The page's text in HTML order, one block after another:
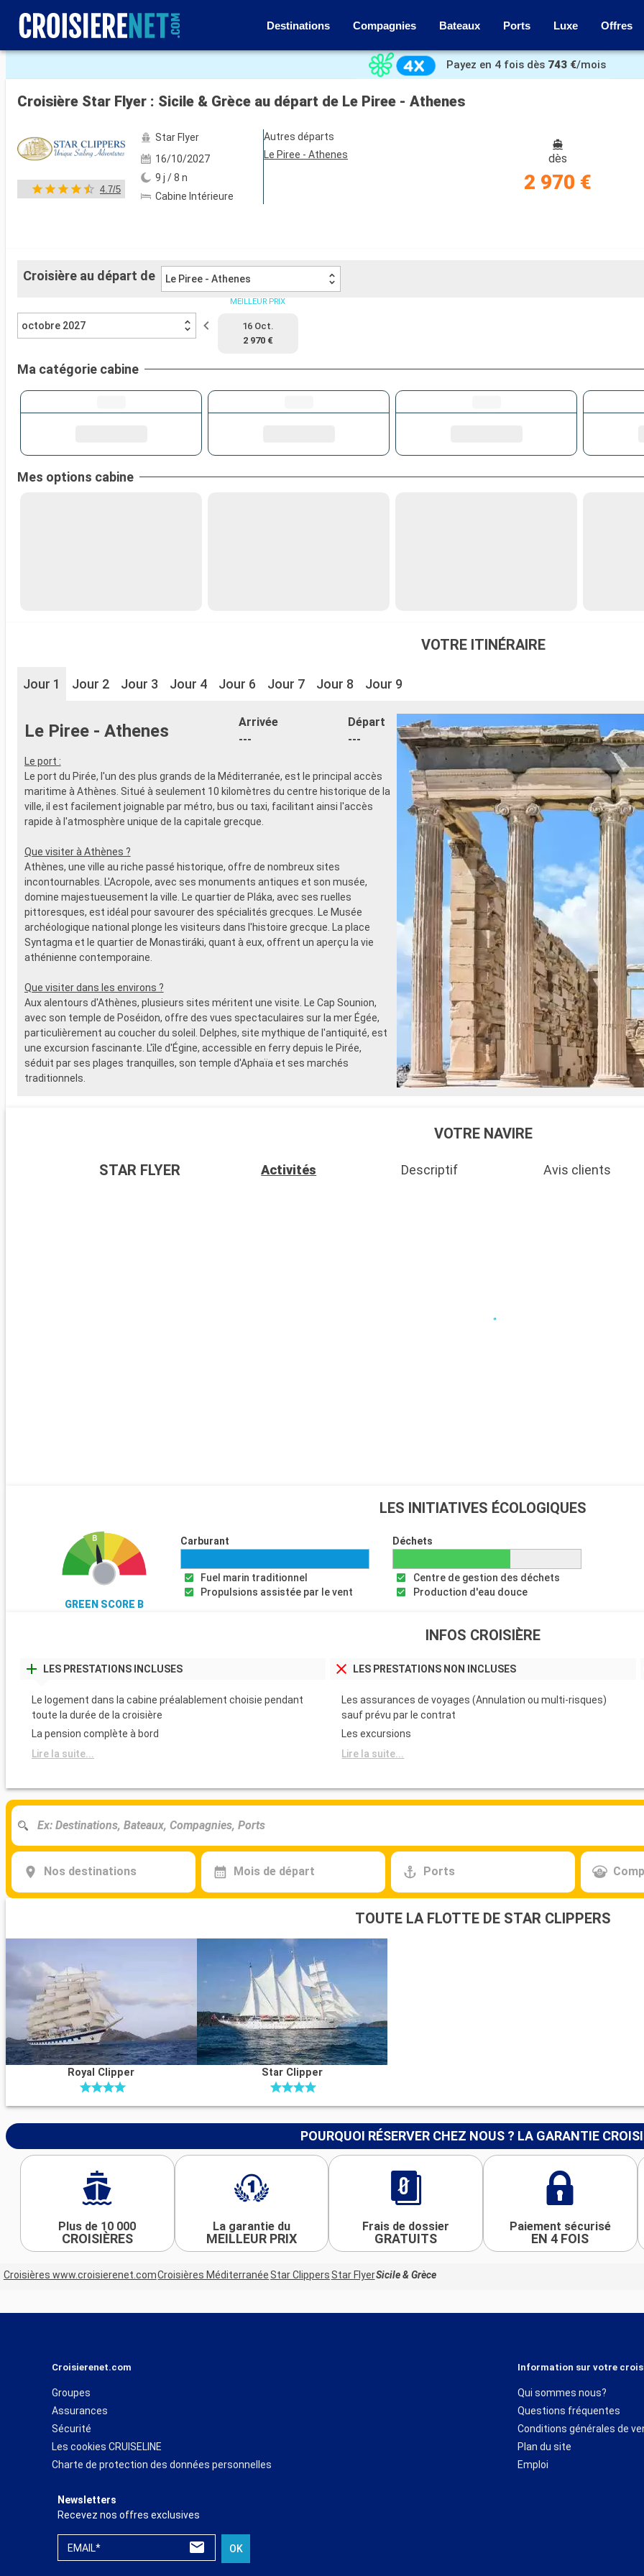
Destinations Compagnies Bateaux Ports Luxe Offres
Voir les 19 autres photos
Payez en 4 fois dès 743 €/mois
Croisière Star Flyer : Sicile & Grèce au départ de Le Piree - Athenes
4.7/5
Star Flyer
16/10/2027
9 j / 8 n
Cabine Intérieure
Autres départs
Le Piree - Athenes
dès
2 970 €
Croisière au départ de Le Piree - Athenes
octobre 2027
MEILLEUR PRIX
16 Oct.
2 970 €
Ma catégorie cabine
Mes options cabine
VOTRE ITINÉRAIRE
Jour 1 Jour 2 Jour 3 Jour 4 Jour 6 Jour 7 Jour 8 Jour 9
Le Piree - Athenes
Arrivée
---
Départ
---
Le port :
Le port du Pirée, l'un des plus grands de la Méditerranée, est le principal accès
maritime à Athènes. Situé à seulement 10 kilomètres du centre historique de la
ville, il est facilement joignable par métro, bus ou taxi, facilitant ainsi l'accès
rapide à l'atmosphère unique de la capitale grecque.
Que visiter à Athènes ?
Athènes, une ville au riche passé historique, offre de nombreux sites
incontournables. L'Acropole, avec ses monuments antiques et son musée,
domine majestueusement la ville. Le quartier de Pláka, avec ses ruelles
pittoresques, est idéal pour savourer des spécialités grecques. Le Musée
archéologique national plonge les visiteurs dans l'histoire grecque. La place
Syntagma et le quartier de Monastiráki, quant à eux, offrent un aperçu la vie
athénienne contemporaine.
Que visiter dans les environs ?
Aux alentours d'Athènes, plusieurs sites méritent une visite. Le Cap Sounion,
avec son temple de Poséidon, offre des vues spectaculaires sur la mer Égée,
particulièrement au coucher du soleil. Delphes, site mythique de l'antiquité, est
une excursion fascinante. L'île d'Égine, accessible en ferry depuis le Pirée,
séduit par ses plages tranquilles, son temple d'Aphaïa et ses marchés
traditionnels.
VOTRE NAVIRE
STAR FLYER Activités Descriptif Avis clients
LES INITIATIVES ÉCOLOGIQUES
GREEN SCORE B
Carburant
Fuel marin traditionnel
Propulsions assistée par le vent
Déchets
Centre de gestion des déchets
Production d'eau douce
INFOS CROISIÈRE
LES PRESTATIONS INCLUSES
Le logement dans la cabine préalablement choisie pendant
toute la durée de la croisière
La pension complète à bord
Lire la suite...
LES PRESTATIONS NON INCLUSES
Les assurances de voyages (Annulation ou multi-risques)
sauf prévu par le contrat
Les excursions
Lire la suite...
Nos destinations Mois de départ Ports
TOUTE LA FLOTTE DE STAR CLIPPERS
Royal Clipper Star Clipper
POURQUOI RÉSERVER CHEZ NOUS ? LA GARANTIE
Plus de 10 000
CROISIÈRES
La garantie du
MEILLEUR PRIX
Frais de dossier
GRATUITS
Paiement sécurisé
EN 4 FOIS
Croisières www.croisierenet.comCroisières MéditerranéeStar ClippersStar FlyerSicile & Grèce
Croisierenet.com
Groupes
Assurances
Sécurité
Les cookies CRUISELINE
Charte de protection des données personnelles
Information sur votre
Qui sommes nous?
Questions fréquentes
Conditions générales de
Plan du site
Emploi
Newsletters
Recevez nos offres exclusives
EMAIL* OK